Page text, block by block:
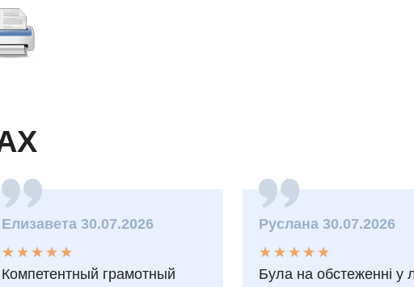
Елизавета 30.07.2026
★
★
★
★
★
★ ★ ★ ★ ★
Компетентный грамотный
Руслана 30.07.2026
★
★
★
★
★
★ ★ ★ ★ ★
Була на обстеженні у